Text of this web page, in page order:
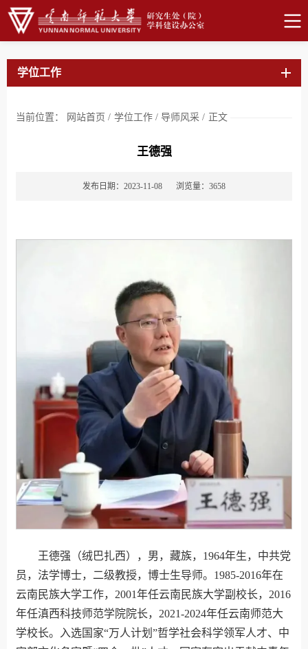
学位工作
当前位置： 网站首页 / 学位工作 / 导师风采 / 正文
王德强
发布日期：2023-11-08 浏览量： 3658
王德强（绒巴扎西），男，藏族，1964年生，中共党
员，法学博士，二级教授，博士生导师。1985-2016年在
云南民族大学工作，2001年任云南民族大学副校长，2016
年任滇西科技师范学院院长，2021-2024年任云南师范大
学校长。入选国家“万人计划”哲学社会科学领军人才、中